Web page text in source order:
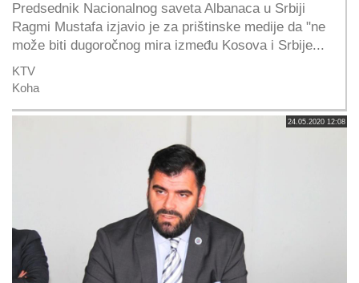
Predsednik Nacionalnog saveta Albanaca u Srbiji
Ragmi Mustafa izjavio je za prištinske medije da "ne
može biti dugoročnog mira između Kosova i Srbije...
KTV
Koha
24.05.2020 12:08